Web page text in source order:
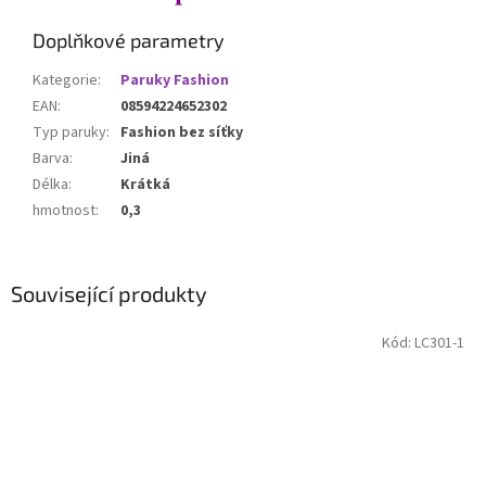
Související produkty
Kód: LC301-1
Doplňkové parametry
Kategorie:
Paruky Fashion
EAN:
08594224652302
Typ paruky: Fashion bez síťky
Barva:
Jiná
Délka:
Krátká
hmotnost: 0,3